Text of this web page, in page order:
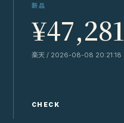
新品
¥47,281
楽天 / 2026-08-08 20:21:18
CHECK